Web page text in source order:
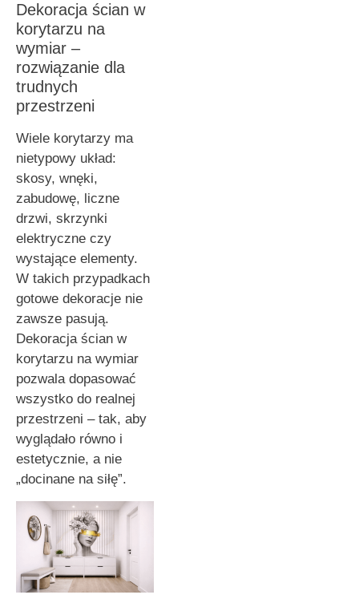
Dekoracja ścian w
korytarzu na
wymiar –
rozwiązanie dla
trudnych
przestrzeni
Wiele korytarzy ma
nietypowy układ:
skosy, wnęki,
zabudowę, liczne
drzwi, skrzynki
elektryczne czy
wystające elementy.
W takich przypadkach
gotowe dekoracje nie
zawsze pasują.
Dekoracja ścian w
korytarzu na wymiar
pozwala dopasować
wszystko do realnej
przestrzeni – tak, aby
wyglądało równo i
estetycznie, a nie
„docinane na siłę”.